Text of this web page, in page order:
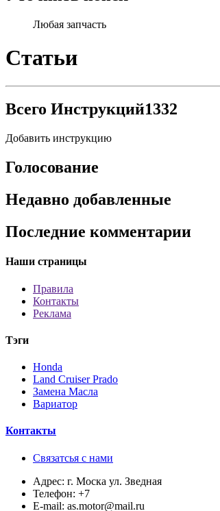
Любая запчасть
Статьи
Всего Инструкций1332
Добавить инструкцию
Голосование
Недавно добавленные
Последние комментарии
Наши страницы
Правила
Контакты
Реклама
Тэги
Honda
Land Cruiser Prado
Замена Масла
Вариатор
Контакты
Связатсья с нами
Адрес: г. Моска ул. Зведная
Телефон: +7
E-mail: as.motor@mail.ru